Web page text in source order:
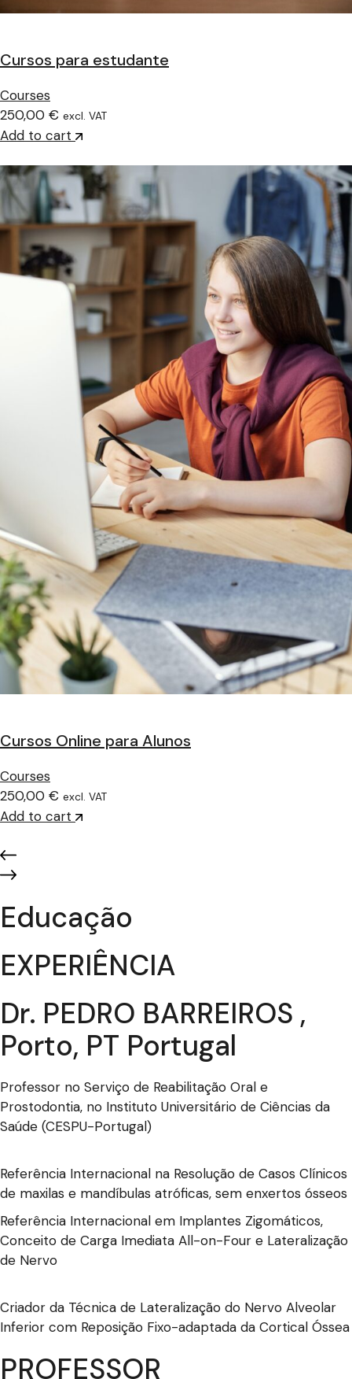
Cursos para estudante
Courses
250,00 € excl. VAT
Add to cart
Cursos Online para Alunos
Courses
250,00 € excl. VAT
Add to cart
Educação
EXPERIÊNCIA
Dr. PEDRO BARREIROS ,
Porto, PT Portugal
Professor no Serviço de Reabilitação Oral e
Prostodontia, no Instituto Universitário de Ciências da
Saúde (CESPU-Portugal)
Referência Internacional na Resolução de Casos Clínicos
de maxilas e mandíbulas atróficas, sem enxertos ósseos
Referência Internacional em Implantes Zigomáticos,
Conceito de Carga Imediata All-on-Four e Lateralização
de Nervo
Criador da Técnica de Lateralização do Nervo Alveolar
Inferior com Reposição Fixo-adaptada da Cortical Óssea
PROFESSOR